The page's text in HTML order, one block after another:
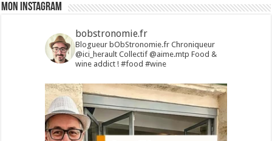
Mon Instagram
bobstronomie.fr
Blogueur bObStronomie.fr Chroniqueur
@ici_heraultCollectif @aime.mtp Food &
wine addict !#food #wine